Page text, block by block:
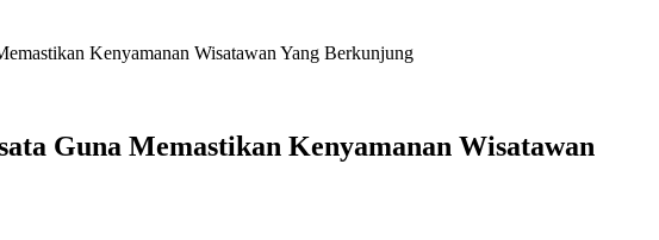
Kenyamanan Wisatawan Yang Berkunjung
Guna Memastikan Kenyamanan Wisatawan